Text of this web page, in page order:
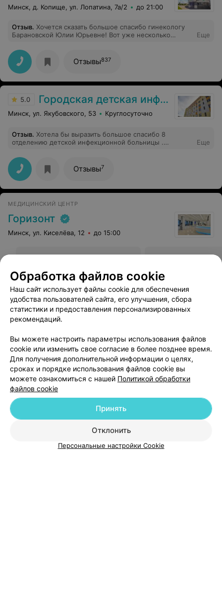
Минск, д. Копище, ул. Лопатина, 7а/2 до 21:00
Отзыв. Хочется сказать большое спасибо гинекологу
Барановской Юлии Юрьевне! Вот уже несколько
который переживает за своих пациентов. Ни один
вопрос не остался без ответа, она всегда готова
поддержать и помочь. И даже прохождение не всегда
приятных процедур Юлия Юрьевна как-то сглаживает,
и вроде уже ничего не болит) Рекомендую обращаться
и дальше!
Еще
Отзывы837
5.0 Городская детская инфекционная клиническая больница
Минск, ул. Якубовского, 53 Круглосуточно
Отзыв. Хотела бы выразить большое спасибо 8
отделению детской инфекционной больницы .
рассудительный врач ,каждый обход полная
информация о состоянии ребенка.Все медсестры
доброжелательные,внимательные к детям .
Еще
Отзывы7
МЕДИЦИНСКИЙ ЦЕНТР
Горизонт
Минск, ул. Киселёва, 12 до 15:00
исследование органов
брюшной полости и
забрюшинного пространства
с эластометрией печени и
селезенки
уточняйте
исследование
эластометрией
уточняйте
Добавить компанию
Обработка файлов cookie
Наш сайт использует файлы cookie для обеспечения
удобства пользователей сайта, его улучшения, сбора
статистики и предоставления персонализированных
рекомендаций.
Вы можете настроить параметры использования файлов
cookie или изменить свое согласие в более позднее время.
Для получения дополнительной информации о целях,
сроках и порядке использования файлов cookie вы
можете ознакомиться с нашей Политикой обработки
файлов cookie
Отклонить
Принять
Персональные настройки Cookie